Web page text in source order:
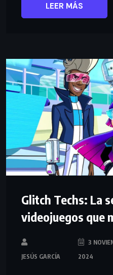
LEER MÁS
Glitch Techs: La
videojuegos que
JESÚS GARCÍA
3
2024